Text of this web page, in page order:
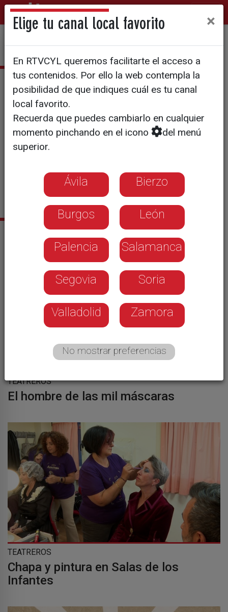
Sergio Saseta
en periodismo por la
Universidad de Valladolid.
sergio.garcia@rtvcyl.es
Sus últimas noticias
TEATREROS
El hombre de las mil máscaras
TEATREROS
Chapa y pintura en Salas de los
Infantes
Elige tu canal local favorito ×
En RTVCYL queremos facilitarte el acceso a
tus contenidos. Por ello la web contempla la
posibilidad de que indiques cuál es tu canal
local favorito.
Recuerda que puedes cambiarlo en cualquier
momento pinchando en el icono
del menú
superior.
Ávila Bierzo
Burgos León
Palencia Salamanca
Segovia Soria
Valladolid Zamora
No mostrar preferencias